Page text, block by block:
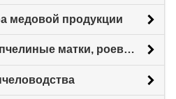
медовой продукции
Пчелиные отводки, пчелиные матки, роевни